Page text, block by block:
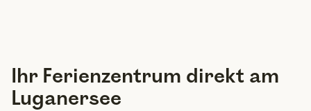
Ihr Ferienzentrum direkt am
Luganersee